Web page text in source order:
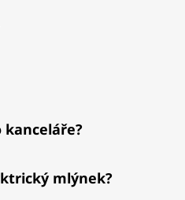
kanceláře?
mlýnek?